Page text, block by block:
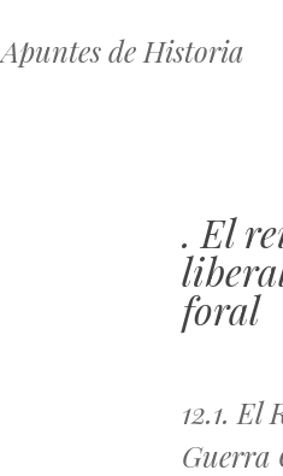
Apuntes de Historia
. El
foral
12.1.
Guerra